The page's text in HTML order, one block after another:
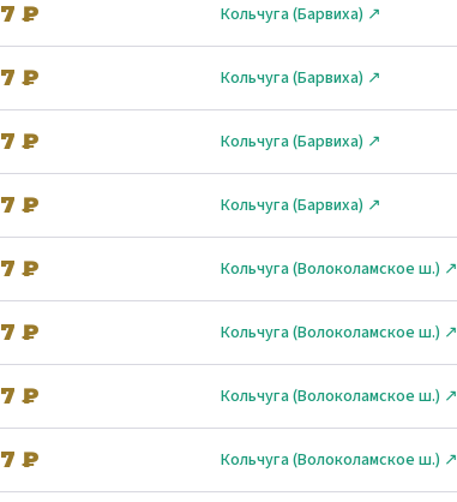
7 ₽ Кольчуга (Барвиха) ↗
7 ₽ Кольчуга (Барвиха) ↗
7 ₽ Кольчуга (Барвиха) ↗
7 ₽ Кольчуга (Барвиха) ↗
7 ₽ Кольчуга (Волоколамское ш.) ↗
7 ₽ Кольчуга (Волоколамское ш.) ↗
7 ₽ Кольчуга (Волоколамское ш.) ↗
7 ₽ Кольчуга (Волоколамское ш.) ↗